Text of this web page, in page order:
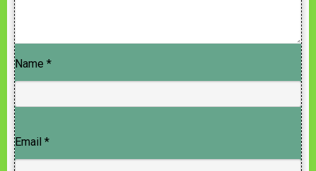
Name *
Email *